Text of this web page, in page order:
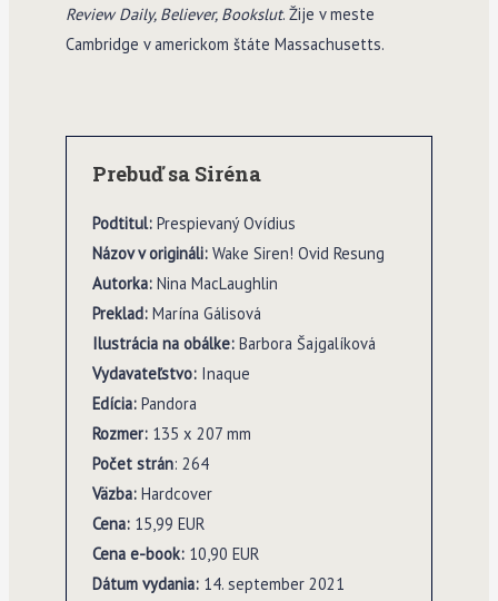
Review Daily, Believer, Bookslut. Žije v meste
Cambridge v americkom štáte Massachusetts.
Prebuď sa Siréna
Podtitul:Prespievaný Ovídius
Názov v origináli: Wake Siren! Ovid Resung
Autorka: Nina MacLaughlin
Preklad: Marína Gálisová
Ilustrácia na obálke: Barbora Šajgalíková
Vydavateľstvo:Inaque
Edícia: Pandora
Rozmer:135 x 207 mm
Počet strán: 264
Väzba:Hardcover
Cena: 15,99 EUR
Cena e-book: 10,90 EUR
Dátum vydania: 14. september 2021